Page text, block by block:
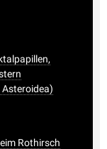
Rothirsch